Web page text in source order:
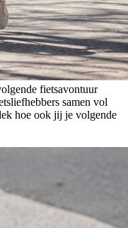
fietsavontuur
samen vol
hoe ook jij je volgende